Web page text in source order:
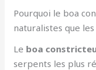
Pourquoi le boa
naturalistes que
Le boa
serpents les plus